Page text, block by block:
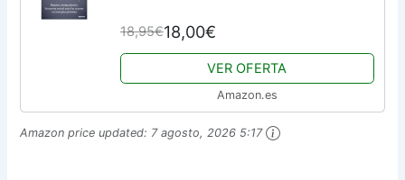
18,95€18,00€
VER OFERTA
Amazon.es
Amazon price updated: 7 agosto, 2026 5:17